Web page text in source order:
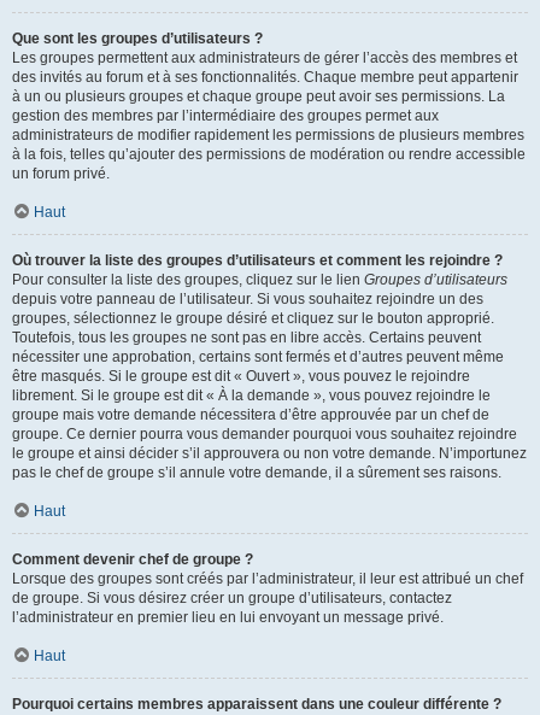
Que sont les groupes d’utilisateurs ?
Les groupes permettent aux administrateurs de gérer l’accès des membres et
des invités au forum et à ses fonctionnalités. Chaque membre peut appartenir
à un ou plusieurs groupes et chaque groupe peut avoir ses permissions. La
gestion des membres par l’intermédiaire des groupes permet aux
administrateurs de modifier rapidement les permissions de plusieurs membres
à la fois, telles qu’ajouter des permissions de modération ou rendre accessible
un forum privé.
Haut
Où trouver la liste des groupes d’utilisateurs et comment les rejoindre ?
Pour consulter la liste des groupes, cliquez sur le lien Groupes d’utilisateurs
depuis votre panneau de l’utilisateur. Si vous souhaitez rejoindre un des
groupes, sélectionnez le groupe désiré et cliquez sur le bouton approprié.
Toutefois, tous les groupes ne sont pas en libre accès. Certains peuvent
nécessiter une approbation, certains sont fermés et d’autres peuvent même
être masqués. Si le groupe est dit « Ouvert », vous pouvez le rejoindre
librement. Si le groupe est dit « À la demande », vous pouvez rejoindre le
groupe mais votre demande nécessitera d’être approuvée par un chef de
groupe. Ce dernier pourra vous demander pourquoi vous souhaitez rejoindre
le groupe et ainsi décider s’il approuvera ou non votre demande. N’importunez
pas le chef de groupe s’il annule votre demande, il a sûrement ses raisons.
Haut
Comment devenir chef de groupe ?
Lorsque des groupes sont créés par l’administrateur, il leur est attribué un chef
de groupe. Si vous désirez créer un groupe d’utilisateurs, contactez
l’administrateur en premier lieu en lui envoyant un message privé.
Haut
Pourquoi certains membres apparaissent dans une couleur différente ?